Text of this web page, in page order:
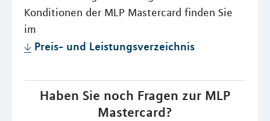
Konditionen der MLP Mastercard finden Sie
im
Preis- und Leistungsverzeichnis
Haben Sie noch Fragen zur MLP
Mastercard?